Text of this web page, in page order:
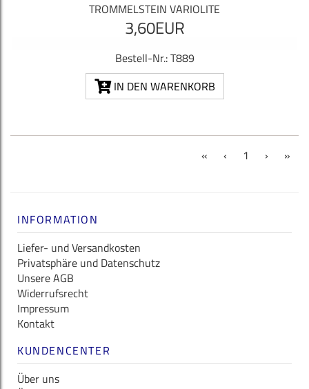
TROMMELSTEIN VARIOLITE
3,60EUR
Bestell-Nr.: T889
IN DEN WARENKORB
« ‹ 1 (current)
› »
INFORMATION
Liefer- und Versandkosten
Privatsphäre und Datenschutz
Unsere AGB
Widerrufsrecht
Impressum
Kontakt
KUNDENCENTER
Über uns